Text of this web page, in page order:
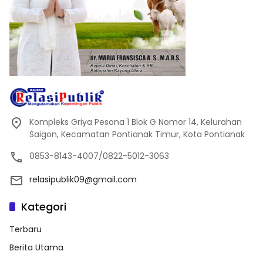
Kompleks Griya Pesona 1 Blok G Nomor 14, Kelurahan
Saigon, Kecamatan Pontianak Timur, Kota Pontianak
0853-8143-4007/0822-5012-3063
relasipublik09@gmail.com
Kategori
Terbaru
Berita Utama